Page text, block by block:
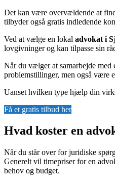
Det kan være overvældende at
tilbyder også gratis indledende
Ved at vælge en lokal advokat i
lovgivninger og kan tilpasse sin
Når du vælger at samarbejde
problemstillinger, men også være
Uanset hvilken type hjælp din
Få et gratis tilbud her
Hvad koster en
Når du står over for juridiske
Generelt vil timepriser for en
behov og budget.